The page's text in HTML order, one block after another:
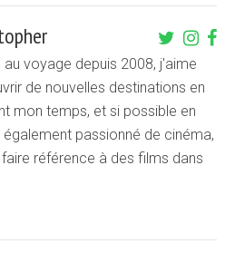
voyage depuis 2008, j'aime
de nouvelles destinations en
mon temps, et si possible en
passionné de cinéma,
référence à des films dans